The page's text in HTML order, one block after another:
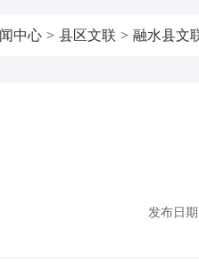
中心 > 县区文联 > 融水县文
发布日